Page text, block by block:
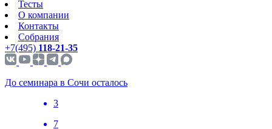
Тесты
О компании
Контакты
Собрания
+7(495) 118-21-35
До семинара в Сочи осталось
3
7